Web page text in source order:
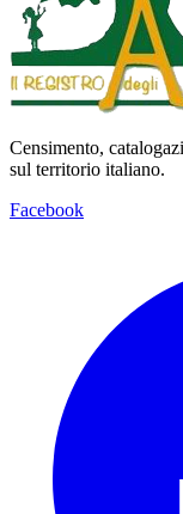
Censimento,
sul territorio italiano.
Facebook